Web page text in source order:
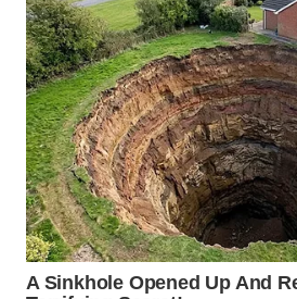
SUBANG
WN
SUKABUMI
WN
PURWAKARTA
WN
PRIANGAN
TIMUR